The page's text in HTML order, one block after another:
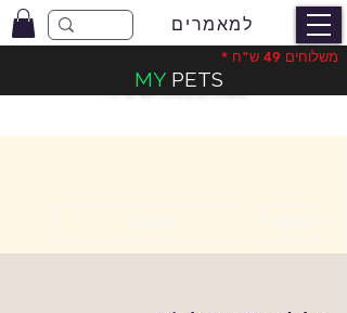
למאמרים
משלוחים בעלות 49 ש"ח
משלוחים 49 ש"ח *
MY PETS